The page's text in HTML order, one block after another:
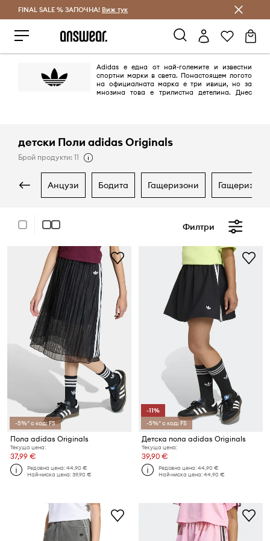
Спестявай с Answear Club
FINAL SALE % ЗАПОЧНА! Виж тук
Adidas е една от най-големите и известни
спортни марки в света. Понастоящем логото
на официалната марка е три ивици, но за
мнозина това е трилистна детелина. Днес
детски Поли adidas Originals
Брой продукти: 11
анцузи бодита гащеризони
Филтри
-5%* с код: FS
Пола adidas Originals
Текуща цена:
37,99 €
Редовна цена:44,90 €
Най-ниска цена:39,90 €
-11%
-5%* с код: FS
Детска пола adidas Originals
Текуща цена:
39,90 €
Редовна цена:44,90 €
Най-ниска цена:44,90 €